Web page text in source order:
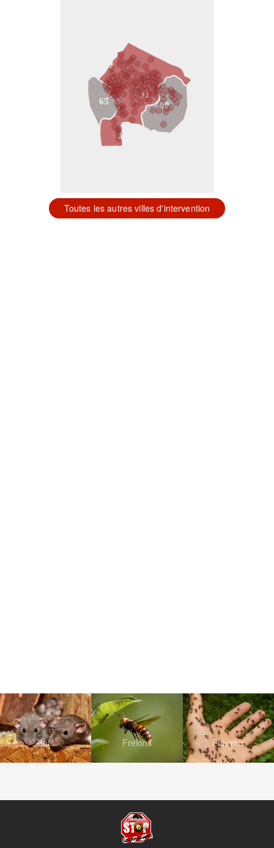
31
09
65
Toutes les autres villes d'intervention
Rats Frelons Fourmis